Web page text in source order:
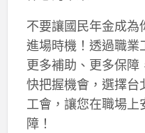
不要讓國民年金成為
進場時機！透過職業
更多補助、更多保障
快把握機會，選擇台
工會，讓您在職場
障！